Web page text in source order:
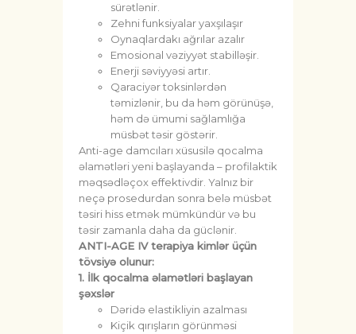
sürətlənir.
Zehni funksiyalar yaxşılaşır
Oynaqlardakı ağrılar azalır
Emosional vəziyyət stabilləşir.
Enerji səviyyəsi artır.
Qaraciyər toksinlərdən
təmizlənir, bu da həm görünüşə,
həm də ümumi sağlamlığa
müsbət təsir göstərir.
Anti-age damcıları xüsusilə qocalma
əlamətləri yeni başlayanda – profilaktik
məqsədləçox effektivdir. Yalnız bir
neçə prosedurdan sonra belə müsbət
təsiri hiss etmək mümkündür və bu
təsir zamanla daha da güclənir.
ANTI-AGE IV terapiya kimlər üçün
tövsiyə olunur:
1. İlk qocalma əlamətləri başlayan
şəxslər
Dəridə elastikliyin azalması
Kiçik qırışların görünməsi